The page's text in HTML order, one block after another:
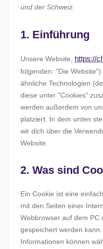
und der Schweiz.
1. Einführung
Unsere Website, https://
folgenden: "Die
ähnliche Technologien
diese unter "Cookies"
werden außerdem von
platziert. In dem unten
wir dich über die
Website.
2. Was sind
Ein Cookie ist eine
mit den Seiten einer
Webbrowser auf dem
gespeichert werden
Informationen können